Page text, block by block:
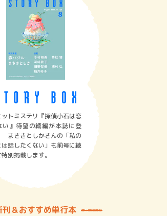
ットミステリ『探偵小石は恋
い』待望の続編が本誌に登
まさきとしかさんの「私の
は話したくない」も前号に続
別掲載します。
刊＆おすすめ単行本